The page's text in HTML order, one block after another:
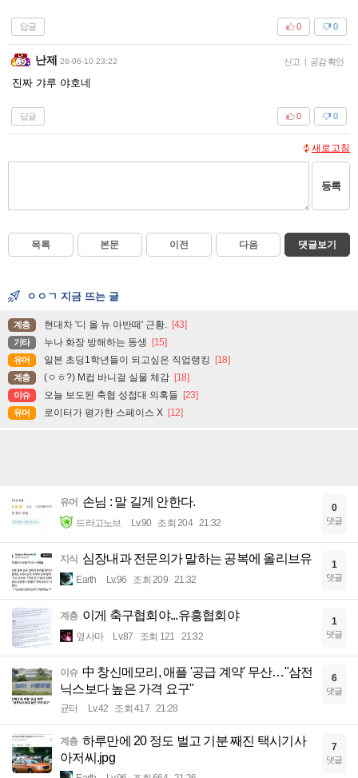
답글 0
0
난제 26-06-10 23:22 신고 | 공감 확인
진짜 갸루 야호네
답글 0
0
새로고침
등록
목록 본문 이전 다음 댓글보기
ㅇㅇㄱ 지금 뜨는 글
계층 현대차 '디 올 뉴 아반떼' 근황. [43]
기타 누나 화장 방해하는 동생 [15]
유머 일본 초딩1학년들이 되고싶은 직업랭킹 [18]
계층 (ㅇㅎ?) M컵 바니걸 실물 체감 [18]
이슈 오늘 보도된 축협 성접대 의혹들 [23]
유머 로이터가 평가한 스페이스 X [12]
유머 손님 : 말 길게 안한다.
드라고노브 Lv.90 조회 204 21:32
0
댓글
지식 심장내과 전문의가 말하는 공복에 올리브유
Earth Lv.96 조회 209 21:32
1
댓글
계층 이게 축구협회야...유흥협회야
옆사마 Lv.87 조회 121 21:32
1
댓글
이슈 中 창신메모리, 애플 '공급 계약' 무산…"삼전
닉스보다 높은 가격 요구"
균터 Lv.42 조회 417 21:28
6
댓글
계층 하루만에 20 정도 벌고 기분 째진 택시기사
아저씨.jpg
7
댓글